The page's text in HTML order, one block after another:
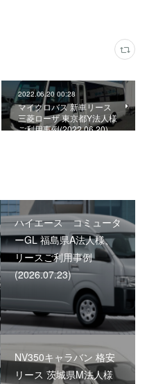
2022.06.20 00:28
マイクロバス 新車リース
三菱ローザ 東京都Y法人様
ご利用事例(2022.06.20)
ハイエース コミュータ
ーGL 福島県A法人様、
リースご利用事例
(2026.07.23)
NV350キャラバン 格安
リース 茨城県M法人様